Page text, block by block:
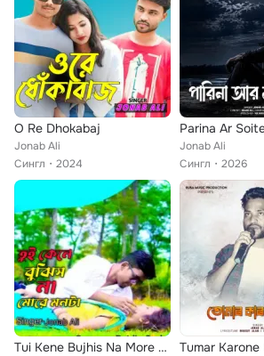
O Re Dhokabaj
Jonab Ali
Сингл
2024
Parina Ar
Jonab Ali
Сингл
2026
Tui Kene Bujhis Na More Monta Tumar Karone